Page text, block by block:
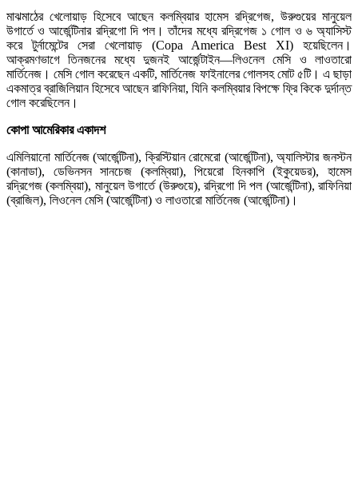
মাঝমাঠের খেলোয়াড় হিসেবে আছেন কলম্বিয়ার হামেস রদ্রিগেজ, উরুগুয়ের মানুয়েল
উগার্তে ও আর্জেন্টিনার রদ্রিগো দি পল। তাঁদের মধ্যে রদ্রিগেজ ১ গোল ও ৬ অ্যাসিস্ট
করে টুর্নামেন্টের সেরা খেলোয়াড় (Copa America Best XI) হয়েছিলেন।
আক্রমণভাগে তিনজনের মধ্যে দুজনই আর্জেন্টাইন—লিওনেল মেসি ও লাওতারো
মার্তিনেজ। মেসি গোল করেছেন একটি, মার্তিনেজ ফাইনালের গোলসহ মোট ৫টি। এ ছাড়া
একমাত্র ব্রাজিলিয়ান হিসেবে আছেন রাফিনিয়া, যিনি কলম্বিয়ার বিপক্ষে ফ্রি কিকে দুর্দান্ত
গোল করেছিলেন।
কোপা আমেরিকার একাদশ
এমিলিয়ানো মার্তিনেজ (আর্জেন্টিনা), ক্রিস্টিয়ান রোমেরো (আর্জেন্টিনা), অ্যালিস্টার জনস্টন
(কানাডা), ডেভিনসন সানচেজ (কলম্বিয়া), পিয়েরো হিনকাপি (ইকুয়েডর), হামেস
রদ্রিগেজ (কলম্বিয়া), মানুয়েল উগার্তে (উরুগুয়ে), রদ্রিগো দি পল (আর্জেন্টিনা), রাফিনিয়া
(ব্রাজিল), লিওনেল মেসি (আর্জেন্টিনা) ও লাওতারো মার্তিনেজ (আর্জেন্টিনা)।